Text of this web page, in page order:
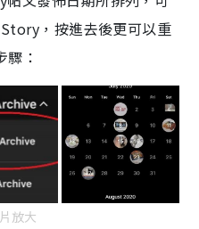
，按進去後更可以重
驟：
放大